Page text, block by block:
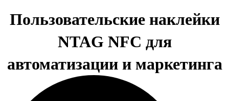
Пользовательские наклейки
NTAG NFC для
автоматизации и маркетинга